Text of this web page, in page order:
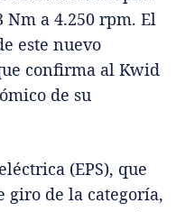
Nm a 4.250 rpm. El
este nuevo
confirma al Kwid
de su
(EPS), que
giro de la categoría,